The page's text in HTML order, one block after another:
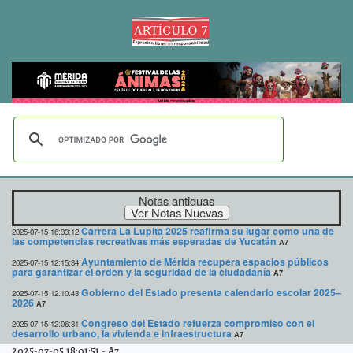
Notas antiguas
2025-07-15 16:33:12 Carrera La Lupita 2025 reafirma su lugar como una de
las competencias recreativas más esperadas de Yucatán A7
2025-07-15 12:15:34 Ayuntamiento de Mérida recupera espacios públicos
para garantizar el orden y la seguridad de la ciudadanía A7
2025-07-15 12:10:43 Gobierno del Estado presenta calendario escolar 2025–
2026 A7
2025-07-15 12:06:31 Congreso del Estado refuerza compromiso con el
desarrollo urbano, la vivienda e infraestructura A7